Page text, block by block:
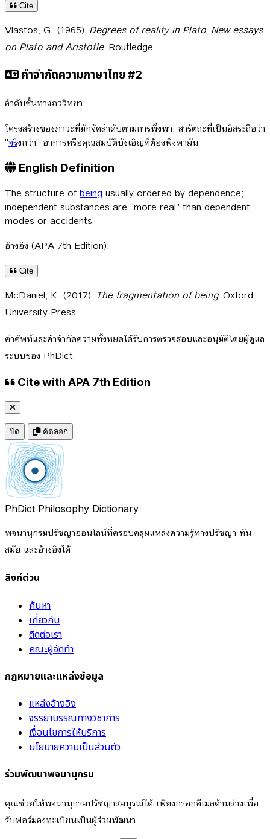
Cite
Vlastos, G.. (1965). Degrees of reality in Plato. New essays
on Plato and Aristotle. Routledge.
คำจำกัดความภาษาไทย #2
ลำดับชั้นทางภววิทยา
โครงสร้างของภาวะที่มักจัดลำดับตามการพึ่งพา; สารัตถะที่เป็นอิสระถือว่า
"จริงกว่า" อาการหรือคุณสมบัติบังเอิญที่ต้องพึ่งพามัน
English Definition
The structure ofbeing usually ordered by dependence;
independent substances are "more real" than dependent
modes or accidents.
อ้างอิง (APA 7th Edition):
Cite
McDaniel, K.. (2017). The fragmentation of being. Oxford
University Press.
คำศัพท์และคำจำกัดความทั้งหมดได้รับการตรวจสอบและอนุมัติโดยผู้ดูแล
ระบบของ PhDict
Cite with APA 7th Edition
ปิด คัดลอก
PhDict Philosophy Dictionary
พจนานุกรมปรัชญาออนไลน์ที่ครอบคลุมแหล่งความรู้ทางปรัชญา ทัน
สมัย และอ้างอิงได้
ลิงก์ด่วน
ค้นหา
เกี่ยวกับ
ติดต่อเรา
คณะผู้จัดทำ
กฎหมายและแหล่งข้อมูล
แหล่งอ้างอิง
จรรยาบรรณทางวิชาการ
เงื่อนไขการให้บริการ
นโยบายความเป็นส่วนตัว
ร่วมพัฒนาพจนานุกรม
คุณช่วยให้พจนานุกรมปรัชญาสมบูรณ์ได้ เพียงกรอกอีเมลด้านล่างเพื่อ
รับฟอร์มลงทะเบียนเป็นผู้ร่วมพัฒนา